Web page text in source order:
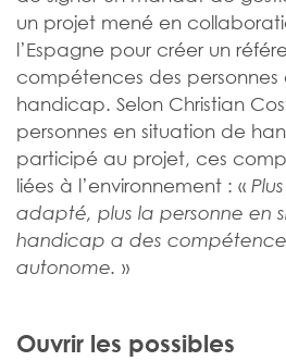
un projet mené en
l’Espagne pour créer un
compétences des personnes
handicap. Selon Christian
personnes en situation de
participé au projet, ces
liées à l’environnement : «
adapté, plus la personne en
handicap a des
autonome. »
Ouvrir les possibles